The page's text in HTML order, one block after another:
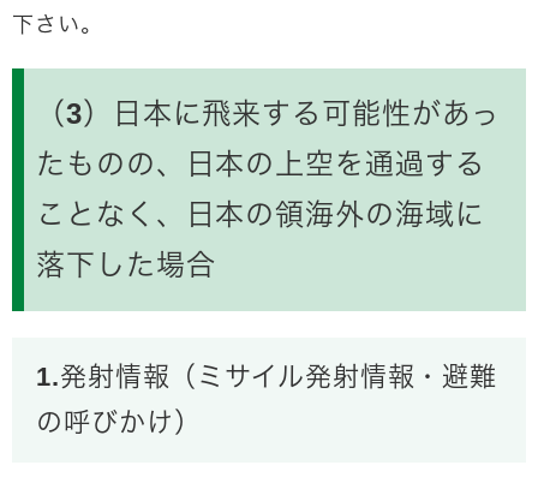
下さい。
（3）日本に飛来する可能性があっ
たものの、日本の上空を通過する
ことなく、日本の領海外の海域に
落下した場合
1.発射情報（ミサイル発射情報・避難
の呼びかけ）